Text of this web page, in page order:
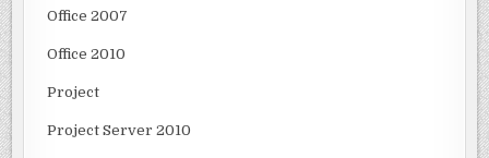
Office 2007
Office 2010
Project
Project Server 2010